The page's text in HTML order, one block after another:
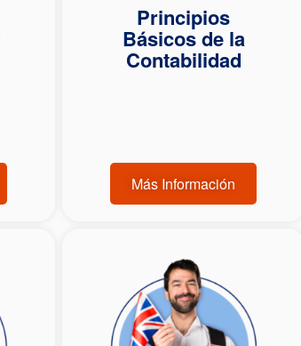
Principios
Básicos de la
Contabilidad
Más Información